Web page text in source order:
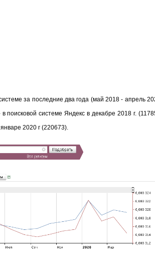
за последние два года (май 2018 - апрель
поисковой системе Яндекс в декабре 2018 г.
2020 г (220673).